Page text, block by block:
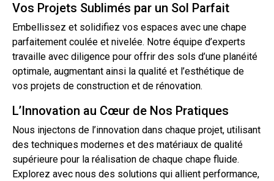
Vos Projets Sublimés par un Sol Parfait
Embellissez et solidifiez vos espaces avec une chape
parfaitement coulée et nivelée. Notre équipe d’experts
travaille avec diligence pour offrir des sols d’une planéité
optimale, augmentant ainsi la qualité et l’esthétique de
vos projets de construction et de rénovation.
L’Innovation au Cœur de Nos Pratiques
Nous injectons de l’innovation dans chaque projet, utilisant
des techniques modernes et des matériaux de qualité
supérieure pour la réalisation de chaque chape fluide.
Explorez avec nous des solutions qui allient performance,